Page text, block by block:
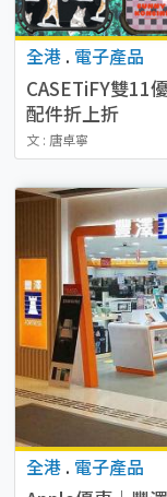
全港 . 電子產品
CASETiFY雙11
配件折上折
文 : 唐卓寧
全港 . 電子產品